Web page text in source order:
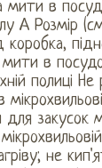
в
А Розмір
коробка,
в
полиці Не
для закусок
не